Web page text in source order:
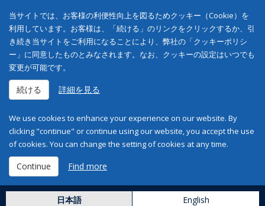
当サイトでは、お客様の利便性向上を図るためクッキー（Cookie）を
利用しています。お客様は、「続ける」のリンクをクリックするか、引
き続き当サイトをご利用になることにより、弊社の「クッキーポリシ
ー」に同意したものとみなされます。なお、クッキーの設定はいつでも
変更が可能です。
続ける 詳細を見る
We use cookies to enhance your experience on our website. By
clicking "continue" or continue using our website, you accept the use
of cookies. You can change the setting of cookies at any time.
Continue Find more
日本語 English